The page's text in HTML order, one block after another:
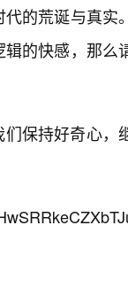
的荒诞与真
的快感，那
保持好奇心